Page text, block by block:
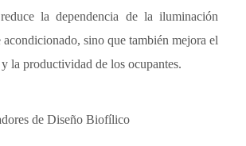
la dependencia de la iluminación
sino que también mejora el
la productividad de los ocupantes.
de Diseño Biofílico